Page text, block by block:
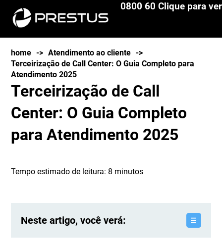
0800 60 Clique para ver
home -> Atendimento ao cliente ->
Terceirização de Call Center: O Guia Completo para
Atendimento 2025
Terceirização de Call
Center: O Guia Completo
para Atendimento 2025
Tempo estimado de leitura: 8 minutos
Neste artigo, você verá: